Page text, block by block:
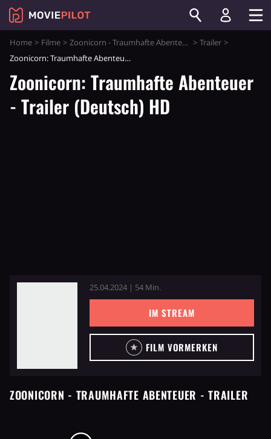
Home Filme Zoonicorn - Traumhafte Abenteuer
Trailer
Zoonicorn: Traumhafte Abenteuer - Trailer (Deutsch) HD
Zoonicorn: Traumhafte Abenteuer
- Trailer (Deutsch) HD
25.04.2024 | 54 Min.
IM STREAM
FILM VORMERKEN
ZOONICORN - TRAUMHAFTE ABENTEUER - TRAILER